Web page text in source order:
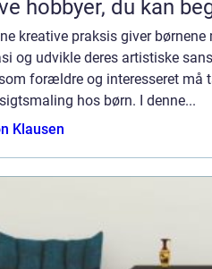
hobbyer, du kan
kreative praksis giver
og udvikle deres artistiske
forældre og interesseret må
hos børn. I denne...
Klausen